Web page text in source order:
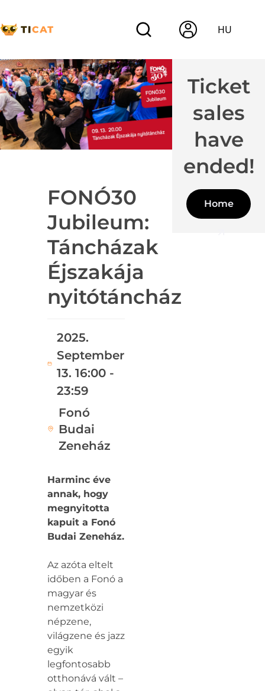
HU
FONÓ30
Jubileum:
Táncházak
Éjszakája
nyitótáncház
2025.
September
13. 16:00 -
23:59
Fonó
Budai
Zeneház
Ticket
sales
have
ended!
Home
Harminc éve
annak, hogy
megnyitotta
kapuit a Fonó
Budai Zeneház.
Az azóta eltelt
időben a Fonó a
magyar és
nemzetközi
népzene,
világzene és jazz
egyik
legfontosabb
otthonává vált –